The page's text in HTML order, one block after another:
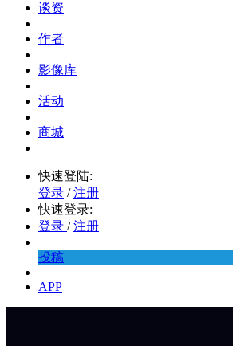
谈资
作者
影像库
活动
商城
快速登陆:
登录 / 注册
快速登录:
登录 / 注册
投稿
APP